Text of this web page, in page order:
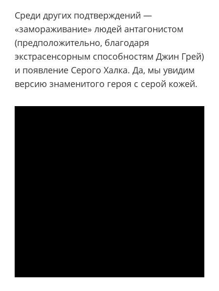
Среди других подтверждений —
«замораживание» людей антагонистом
(предположительно, благодаря
экстрасенсорным способностям Джин Грей)
и появление Серого Халка. Да, мы увидим
версию знаменитого героя с серой кожей.